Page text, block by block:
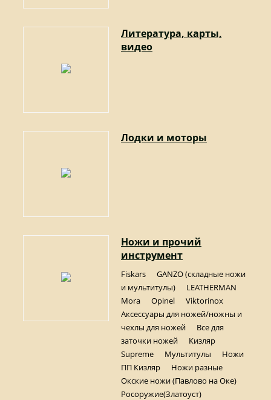
Литература, карты,
видео
Лодки и моторы
Ножи и прочий
инструмент
Fiskars
GANZO (складные ножи
и мультитулы)
LEATHERMAN
Mora
Opinel
Viktorinox
Аксессуары для ножей/ножны и
чехлы для ножей
Все для
заточки ножей
Кизляр
Supreme
Мультитулы
Ножи
ПП Кизляр
Ножи разные
Окские ножи (Павлово на Оке)
Росоружие(Златоуст)